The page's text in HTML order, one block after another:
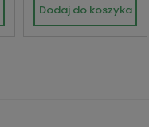
Dodaj do koszyka